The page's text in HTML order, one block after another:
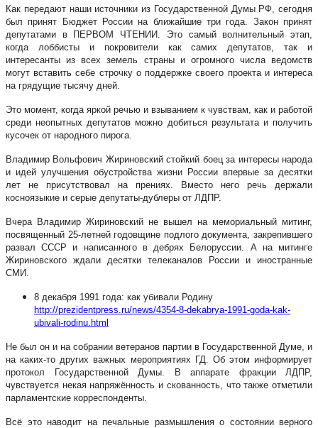
Как передают наши источники из Государственной Думы РФ, сегодня
был принят Бюджет России на ближайшие три года. Закон принят
депутатами в ПЕРВОМ ЧТЕНИИ. Это самый волнительный этап,
когда лоббисты и покровители как самих депутатов, так и
интересанты из всех земель страны и огромного числа ведомств
могут вставить себе строчку о поддержке своего проекта и интереса
на грядущие тысячу дней.
Это момент, когда яркой речью и взыванием к чувствам, как и работой
среди неопытных депутатов можно добиться результата и получить
кусочек от народного пирога.
Владимир Вольфович Жириновский стойкий боец за интересы народа
и идей улучшения обустройства жизни России впервые за десятки
лет не присутствовал на прениях. Вместо него речь держали
косноязыкие и серые депутаты-дублеры от ЛДПР.
Вчера Владимир Жириновский не вышел на мемориальный митинг,
посвященный 25-летней годовщине подлого документа, закрепившего
развал СССР и написанного в дебрях Белоруссии. А на митинге
Жириновского ждали десятки телеканалов России и иностранные
СМИ.
8 декабря 1991 года: как убивали Родину
http://prezidentpress.ru/news/4354-8-dekabrya-1991-goda-kak-
ubivali-rodinu.html
Не был он и на собрании ветеранов партии в Государственной Думе, и
на каких-то других важных мероприятиях ГД. Об этом информирует
протокол Государственной Думы. В аппарате фракции ЛДПР,
чувствуется некая напряжённость и скованность, что также отметили
парламентские корреспонденты.
Всё это наводит на печальные размышления о состоянии верного